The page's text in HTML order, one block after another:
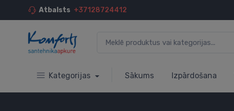
Atbalsts +37128724412
Kategorijas Sākums Izpārdošana